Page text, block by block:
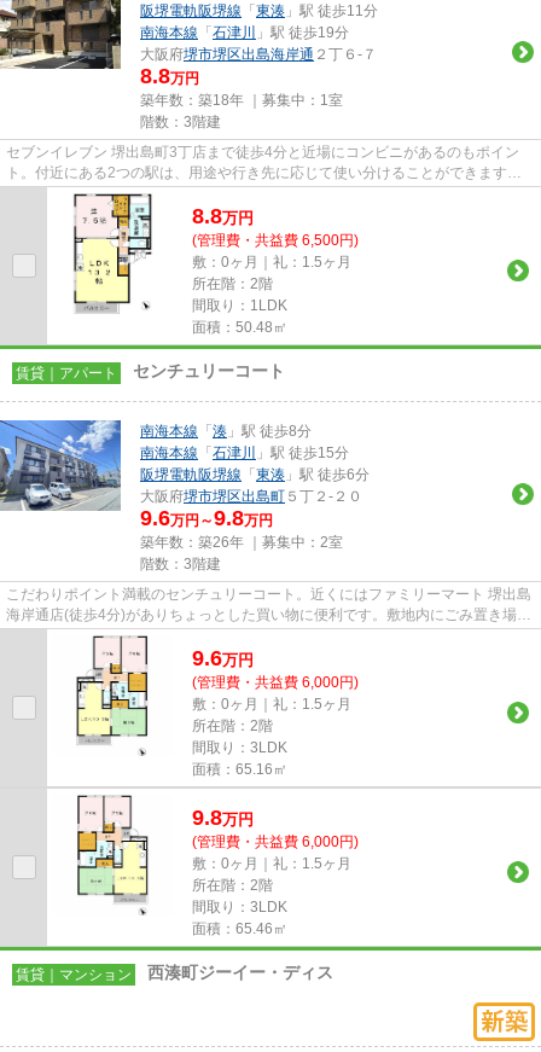
阪堺電軌阪堺線 「 東湊 」駅 徒歩11分
南海本線 「 石津川
」駅 徒歩19分
大阪府堺市堺区出島海岸通 ２丁６-７
8.8万円
築年数：築18年 ｜募集中： 1室
階数：3階建
セブンイレブン 堺出島町3丁店まで徒歩4分と近場にコンビニがあるのもポイン
ト。付近にある2つの駅は、用途や行き先に応じて使い分けることができます。
こちらの物件はアパートです。...
8.8万円
(管理費・共益費 6,500円)
敷：0ヶ月｜礼：1.5ヶ月
所在階：2階
間取り：1LDK
面積：50.48㎡
賃貸｜アパート センチュリーコート
南海本線 「 湊 」駅 徒歩8分
南海本線 「 石津川
」駅 徒歩15分
阪堺電軌阪堺線 「 東湊 」駅 徒歩6分
大阪府堺市堺区出島町 ５丁２-２０
9.6万円～9.8万円
築年数：築26年 ｜募集中： 2室
階数：3階建
こだわりポイント満載のセンチュリーコート。近くにはファミリーマート 堺出島
海岸通店(徒歩4分)がありちょっとした買い物に便利です。敷地内にごみ置き場が
あります。2駅利用可能な利...
9.6万円
(管理費・共益費 6,000円)
敷：0ヶ月｜礼：1.5ヶ月
所在階：2階
間取り：3LDK
面積：65.16㎡
9.8万円
(管理費・共益費 6,000円)
敷：0ヶ月｜礼：1.5ヶ月
所在階：2階
間取り：3LDK
面積：65.46㎡
賃貸｜マンション 西湊町ジーイー・ディス